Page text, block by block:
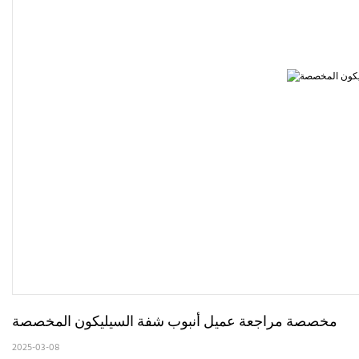
مخصصة مراجعة عميل أنبوب شفة السيليكون المخصصة
2025-03-08